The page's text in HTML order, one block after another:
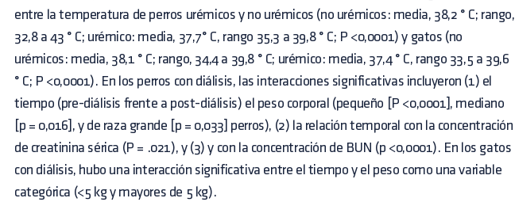
entre la temperatura de perros urémicos y no urémicos (no urémicos: media, 38,2 ° C; rango,
32,8 a 43 ° C; urémico: media, 37,7° C, rango 35,3 a 39,8 ° C; P <0,0001) y gatos (no
urémicos: media, 38,1 ° C; rango, 34,4 a 39,8 ° C; urémico: media, 37,4 ° C, rango 33,5 a 39,6
° C; P <0,0001). En los perros con diálisis, las interacciones significativas incluyeron (1) el
tiempo (pre-diálisis frente a post-diálisis) el peso corporal (pequeño [P <0,0001], mediano
[p = 0,016], y de raza grande [p = 0,033] perros), (2) la relación temporal con la concentración
de creatinina sérica (P = .021), y (3) y con la concentración de BUN (p <0,0001). En los gatos
con diálisis, hubo una interacción significativa entre el tiempo y el peso como una variable
categórica (<5 kg y mayores de 5 kg).